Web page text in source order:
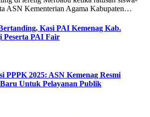
ASN Kementerian Agama Kabupaten…
Kasi PAI Kemenag Kab.
Peserta PAI Fair
PPPK 2025: ASN Kemenag Resmi
Untuk Pelayanan Publik